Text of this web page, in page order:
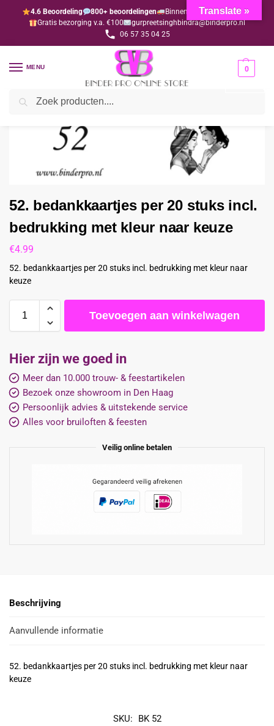
4.6 Beoordeling 800+ beoordelingen
Binnen 1-3 dagen geleverd
Gratis bezorging v.a. €100
gurpreetsinghbindra@binderpro.nl
06 57 35 04 25
MENU 0
Home Bedankjesafdeling
52. bedankkaartjes per 20 stuks incl.
bedrukking met kleur naar keuze
€4.99
52. bedankkaartjes per 20 stuks incl. bedrukking met kleur naar
keuze
Toevoegen aan winkelwagen
Hier zijn we goed in
Meer dan 10.000 trouw- & feestartikelen
Bezoek onze showroom in Den Haag
Persoonlijk advies & uitstekende service
Alles voor bruiloften & feesten
Veilig online betalen
Beschrijving
Aanvullende informatie
52. bedankkaartjes per 20 stuks incl. bedrukking met kleur naar
keuze
SKU:
BK 52
Translate »